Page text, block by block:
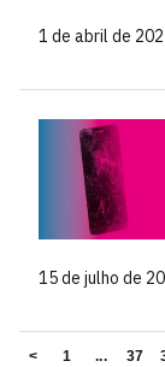
1 de abril de
15 de julho de
< 1 ... 37